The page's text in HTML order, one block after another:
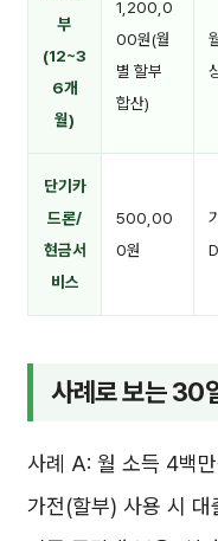
부
(12~3
6개
월)
1,200,0
00원(월
별 할부
합산)
단기카
드론/
현금서
비스
500,00
0원
사례로 보는 30
사례 A: 월 소득 4백
가전(할부) 사용 시